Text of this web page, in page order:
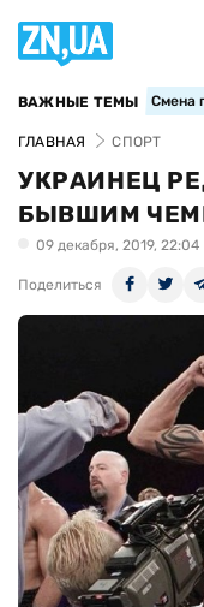
ВАЖНЫЕ ТЕМЫ Смена
ГЛАВНАЯ СПОРТ
УКРАИНЕЦ
БЫВШИМ
09 декабря, 2019, 22:04
Поделиться